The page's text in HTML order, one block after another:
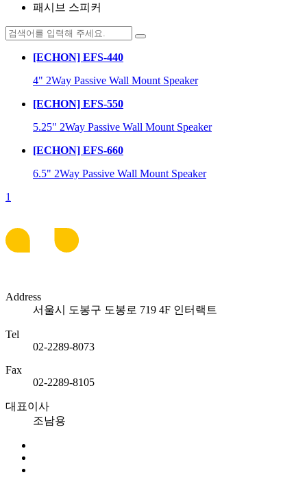
패시브 스피커
[ECHON] EFS-440
4" 2Way Passive Wall Mount Speaker
[ECHON] EFS-550
5.25" 2Way Passive Wall Mount Speaker
[ECHON] EFS-660
6.5" 2Way Passive Wall Mount Speaker
1
Address
서울시 도봉구 도봉로 719 4F 인터랙트
Tel
02-2289-8073
Fax
02-2289-8105
대표이사
조남용